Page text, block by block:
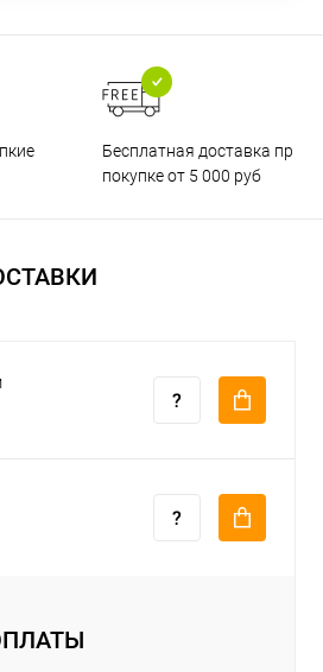
Бесплатная доставка при
покупке от 5 000 руб